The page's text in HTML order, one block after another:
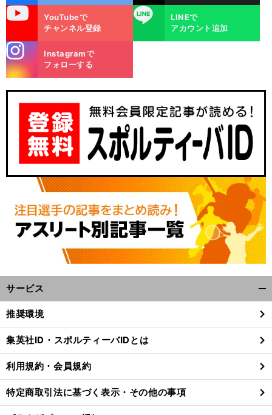
YouTubeで
チャンネル登録
LINE
LINEで
アカウント追加
m
Instagramで
フォローする
サービス
閉
る
推奨環境
集英社ID・スポルティーバIDとは
利用規約・会員規約
特定商取引法に基づく表示・その他の事項